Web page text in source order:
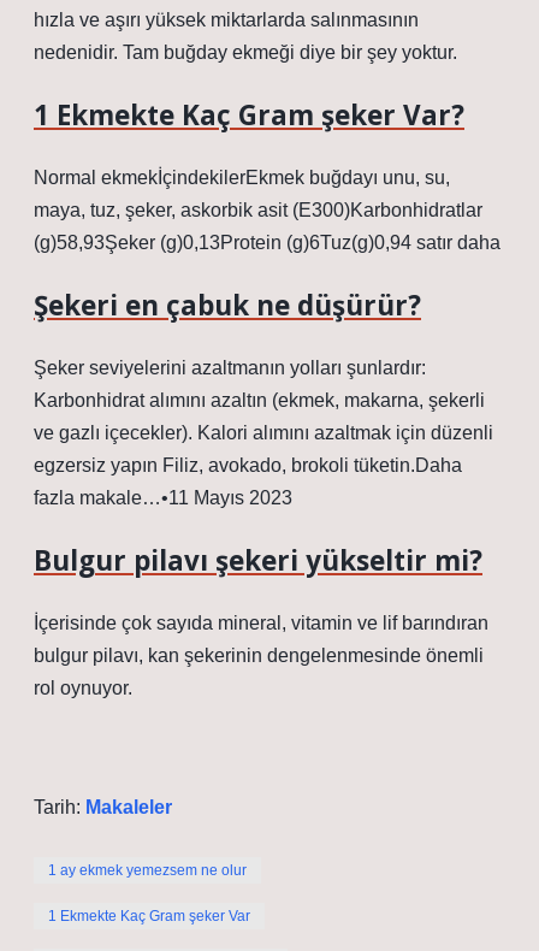
hızla ve aşırı yüksek miktarlarda salınmasının
nedenidir. Tam buğday ekmeği diye bir şey yoktur.
1 Ekmekte Kaç Gram şeker Var?
Normal ekmekİçindekilerEkmek buğdayı unu, su,
maya, tuz, şeker, askorbik asit (E300)Karbonhidratlar
(g)58,93Şeker (g)0,13Protein (g)6Tuz(g)0,94 satır daha
Şekeri en çabuk ne düşürür?
Şeker seviyelerini azaltmanın yolları şunlardır:
Karbonhidrat alımını azaltın (ekmek, makarna, şekerli
ve gazlı içecekler). Kalori alımını azaltmak için düzenli
egzersiz yapın Filiz, avokado, brokoli tüketin.Daha
fazla makale…•11 Mayıs 2023
Bulgur pilavı şekeri yükseltir mi?
İçerisinde çok sayıda mineral, vitamin ve lif barındıran
bulgur pilavı, kan şekerinin dengelenmesinde önemli
rol oynuyor.
Tarih: Makaleler
1 ay ekmek yemezsem ne olur
1 Ekmekte Kaç Gram şeker Var